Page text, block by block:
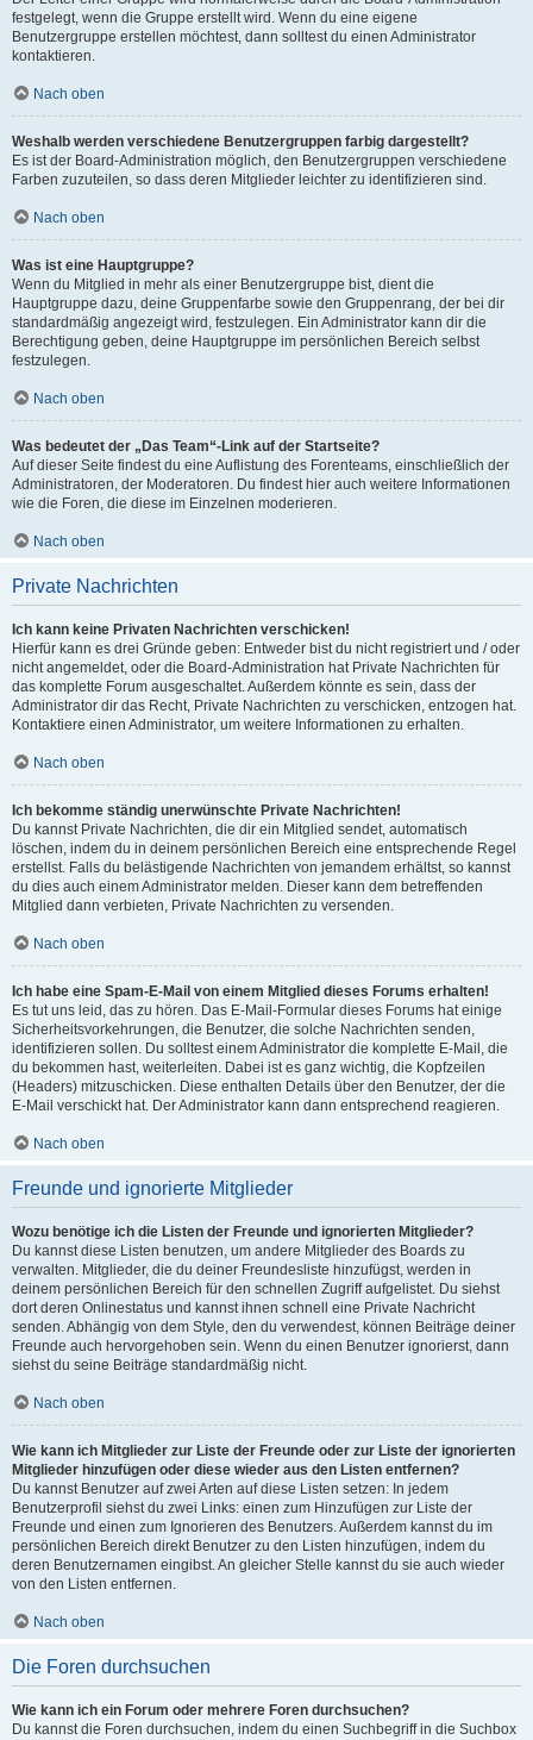
festgelegt, wenn die Gruppe erstellt wird. Wenn du eine eigene
Benutzergruppe erstellen möchtest, dann solltest du einen Administrator
kontaktieren.
Nach oben
Weshalb werden verschiedene Benutzergruppen farbig dargestellt?
Es ist der Board-Administration möglich, den Benutzergruppen verschiedene
Farben zuzuteilen, so dass deren Mitglieder leichter zu identifizieren sind.
Nach oben
Was ist eine Hauptgruppe?
Wenn du Mitglied in mehr als einer Benutzergruppe bist, dient die
Hauptgruppe dazu, deine Gruppenfarbe sowie den Gruppenrang, der bei dir
standardmäßig angezeigt wird, festzulegen. Ein Administrator kann dir die
Berechtigung geben, deine Hauptgruppe im persönlichen Bereich selbst
festzulegen.
Nach oben
Was bedeutet der „Das Team“-Link auf der Startseite?
Auf dieser Seite findest du eine Auflistung des Forenteams, einschließlich der
Administratoren, der Moderatoren. Du findest hier auch weitere Informationen
wie die Foren, die diese im Einzelnen moderieren.
Nach oben
Private Nachrichten
Ich kann keine Privaten Nachrichten verschicken!
Hierfür kann es drei Gründe geben: Entweder bist du nicht registriert und / oder
nicht angemeldet, oder die Board-Administration hat Private Nachrichten für
das komplette Forum ausgeschaltet. Außerdem könnte es sein, dass der
Administrator dir das Recht, Private Nachrichten zu verschicken, entzogen hat.
Kontaktiere einen Administrator, um weitere Informationen zu erhalten.
Nach oben
Ich bekomme ständig unerwünschte Private Nachrichten!
Du kannst Private Nachrichten, die dir ein Mitglied sendet, automatisch
löschen, indem du in deinem persönlichen Bereich eine entsprechende Regel
erstellst. Falls du belästigende Nachrichten von jemandem erhältst, so kannst
du dies auch einem Administrator melden. Dieser kann dem betreffenden
Mitglied dann verbieten, Private Nachrichten zu versenden.
Nach oben
Ich habe eine Spam-E-Mail von einem Mitglied dieses Forums erhalten!
Es tut uns leid, das zu hören. Das E-Mail-Formular dieses Forums hat einige
Sicherheitsvorkehrungen, die Benutzer, die solche Nachrichten senden,
identifizieren sollen. Du solltest einem Administrator die komplette E-Mail, die
du bekommen hast, weiterleiten. Dabei ist es ganz wichtig, die Kopfzeilen
(Headers) mitzuschicken. Diese enthalten Details über den Benutzer, der die
E-Mail verschickt hat. Der Administrator kann dann entsprechend reagieren.
Nach oben
Freunde und ignorierte Mitglieder
Wozu benötige ich die Listen der Freunde und ignorierten Mitglieder?
Du kannst diese Listen benutzen, um andere Mitglieder des Boards zu
verwalten. Mitglieder, die du deiner Freundesliste hinzufügst, werden in
deinem persönlichen Bereich für den schnellen Zugriff aufgelistet. Du siehst
dort deren Onlinestatus und kannst ihnen schnell eine Private Nachricht
senden. Abhängig von dem Style, den du verwendest, können Beiträge deiner
Freunde auch hervorgehoben sein. Wenn du einen Benutzer ignorierst, dann
siehst du seine Beiträge standardmäßig nicht.
Nach oben
Wie kann ich Mitglieder zur Liste der Freunde oder zur Liste der ignorierten
Mitglieder hinzufügen oder diese wieder aus den Listen entfernen?
Du kannst Benutzer auf zwei Arten auf diese Listen setzen: In jedem
Benutzerprofil siehst du zwei Links: einen zum Hinzufügen zur Liste der
Freunde und einen zum Ignorieren des Benutzers. Außerdem kannst du im
persönlichen Bereich direkt Benutzer zu den Listen hinzufügen, indem du
deren Benutzernamen eingibst. An gleicher Stelle kannst du sie auch wieder
von den Listen entfernen.
Nach oben
Die Foren durchsuchen
Wie kann ich ein Forum oder mehrere Foren durchsuchen?
Du kannst die Foren durchsuchen, indem du einen Suchbegriff in die Suchbox